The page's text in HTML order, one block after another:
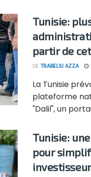
Tunisie:
partir de
DE TRABELSI AZZA
La Tunisie
plateforme
"Dalil", un
Tunisie:
pour